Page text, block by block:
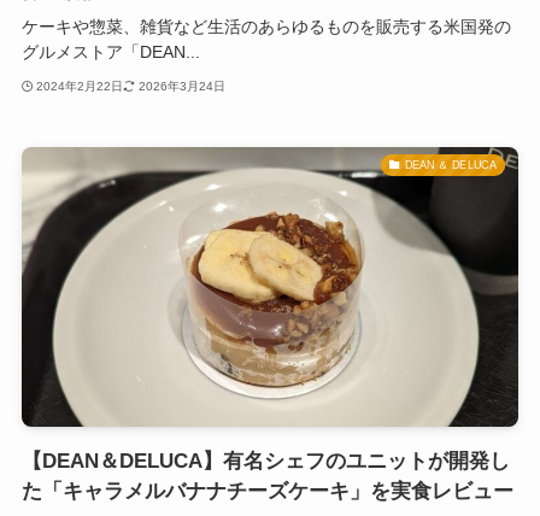
ケーキや惣菜、雑貨など生活のあらゆるものを販売する米国発の
グルメストア「DEAN...
2024年2月22日 2026年3月24日
DEAN ＆ DELUCA
【DEAN＆DELUCA】有名シェフのユニットが開発し
た「キャラメルバナナチーズケーキ」を実食レビュー